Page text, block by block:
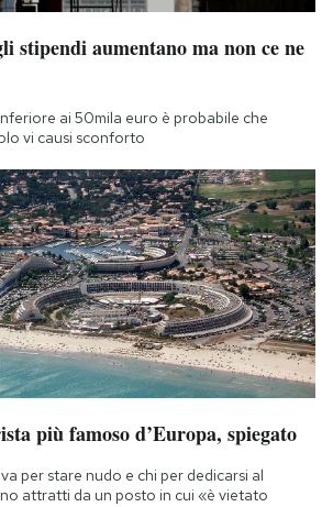
stipendi aumentano ma non ce ne
ai 50mila euro è probabile che
vi causi sconforto
più famoso d’Europa, spiegato
per stare nudo e chi per dedicarsi al
attratti da un posto in cui «è vietato